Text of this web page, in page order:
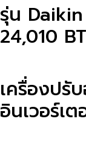
รุ่น
24,010
เครื่องปรั
อินเวอร์เต